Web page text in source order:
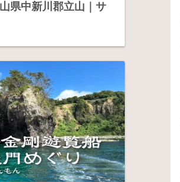
県中新川郡立山｜サ